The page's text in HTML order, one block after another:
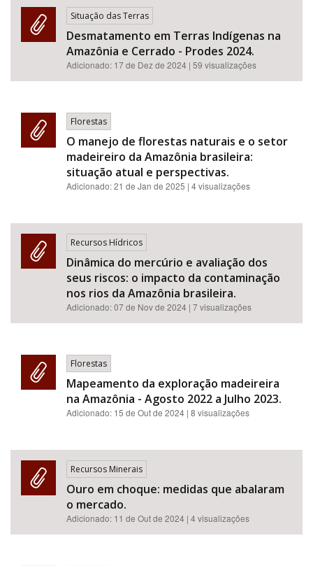
Situação das Terras
Desmatamento em Terras Indígenas na
Amazônia e Cerrado - Prodes 2024.
Adicionado: 17 de Dez de 2024 | 59 visualizações
Florestas
O manejo de florestas naturais e o setor
madeireiro da Amazônia brasileira:
situação atual e perspectivas.
Adicionado:21 de Jan de 2025 | 4 visualizações
Recursos Hídricos
Dinâmica do mercúrio e avaliação dos
seus riscos: o impacto da contaminação
nos rios da Amazônia brasileira.
Adicionado:07 de Nov de 2024 | 7 visualizações
Florestas
Mapeamento da exploração madeireira
na Amazônia - Agosto 2022 a Julho 2023.
Adicionado: 15 de Out de 2024 | 8 visualizações
Recursos Minerais
Ouro em choque: medidas que abalaram
o mercado.
Adicionado: 11 de Out de 2024 | 4 visualizações